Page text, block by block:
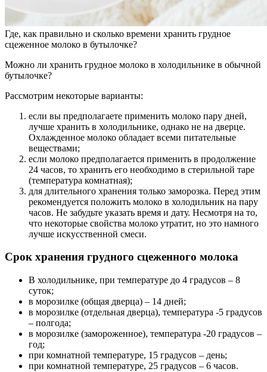
Где, как правильно и сколько времени хранить грудное
сцеженное молоко в бутылочке?
Можно ли хранить грудное молоко в холодильнике в обычной
бутылочке?
Рассмотрим некоторые варианты:
если вы предполагаете применить молоко пару дней,
лучше хранить в холодильнике, однако не на дверце.
Охлажденное молоко обладает всеми питательные
веществами;
если молоко предполагается применить в продолжение
24 часов, то хранить его необходимо в стерильной таре
(температура комнатная);
для длительного хранения только заморозка. Перед этим
рекомендуется положить молоко в холодильник на пару
часов. Не забудьте указать время и дату. Несмотря на то,
что некоторые свойства молоко утратит, но это намного
лучше искусственной смеси.
Срок хранения грудного сцеженного молока
В холодильнике, при температуре до 4 градусов – 8
суток;
в морозилке (общая дверца) – 14 дней;
в морозилке (отдельная дверца), температура -5 градусов
– полгода;
в морозилке (замороженное), температура -20 градусов –
год;
при комнатной температуре, 15 градусов – день;
при комнатной температуре, 25 градусов – 6 часов.